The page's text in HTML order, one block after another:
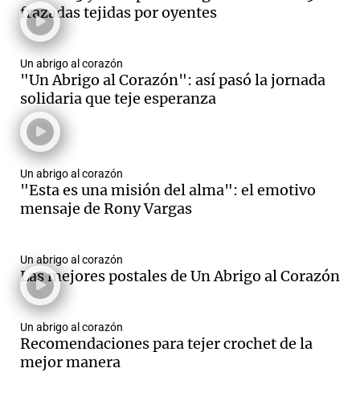
frazadas tejidas por oyentes
Un abrigo al corazón
"Un Abrigo al Corazón": así pasó la jornada
solidaria que teje esperanza
Un abrigo al corazón
"Esta es una misión del alma": el emotivo
mensaje de Rony Vargas
Un abrigo al corazón
Las mejores postales de Un Abrigo al Corazón
Un abrigo al corazón
Recomendaciones para tejer crochet de la
mejor manera
Notas
Notas